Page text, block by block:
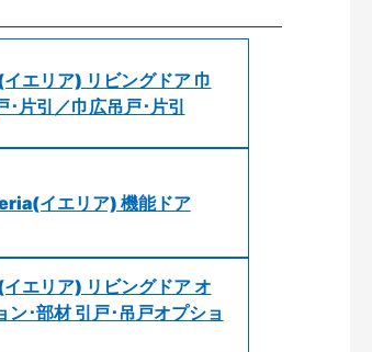
エリア) リビングドア 巾
･片引／巾広吊戸･片引
イエリア) 機能ドア
エリア) リビングドア オ
ン･部材 引戸･吊戸オプショ